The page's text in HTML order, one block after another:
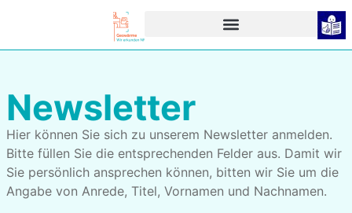
Newsletter
Hier können Sie sich zu unserem Newsletter anmelden.
Bitte füllen Sie die entsprechenden Felder aus. Damit wir
Sie persönlich ansprechen können, bitten wir Sie um die
Angabe von Anrede, Titel, Vornamen und Nachnamen.